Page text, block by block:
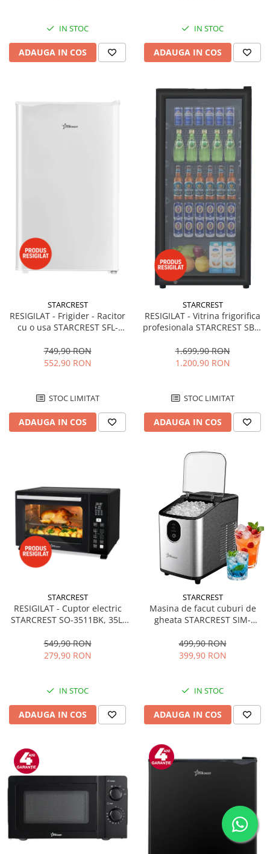
IN STOC
ADAUGA IN COS
IN STOC
ADAUGA IN COS
STARCREST
RESIGILAT - Frigider - Racitor
cu o usa STARCREST SFL-
92L, Iluminare interioara,H 83
cm, Alb
749,90 RON
552,90 RON
STOC LIMITAT
ADAUGA IN COS
STARCREST
RESIGILAT - Vitrina frigorifica
profesionala STARCREST SBC-
reglabil, Iluminare LED, H 104
cm, Negru
1.699,90 RON
1.200,90 RON
STOC LIMITAT
ADAUGA IN COS
STARCREST
RESIGILAT - Cuptor electric
STARCREST SO-3511BK, 35L,
Programe predefinite,
Interfata digitala, Negru
549,90 RON
279,90 RON
IN STOC
ADAUGA IN COS
STARCREST
Masina de facut cuburi de
gheata STARCREST SIM-
12Kg/24h, Cos gheata
detasabil, Rezervor apa 0.8 l,
499,90 RON
399,90 RON
IN STOC
ADAUGA IN COS